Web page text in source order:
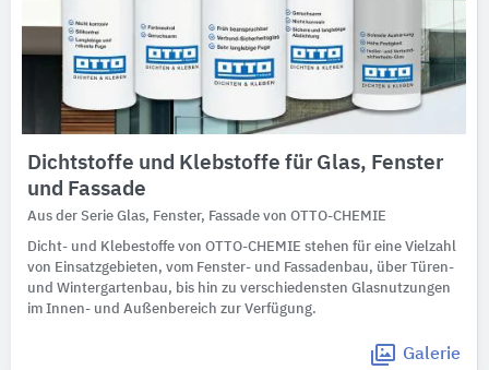
Dichtstoffe und Klebstoffe für Glas, Fenster
und Fassade
Aus der Serie Glas, Fenster, Fassade von OTTO-CHEMIE
Dicht- und Klebestoffe von OTTO-CHEMIE stehen für eine Vielzahl
von Einsatzgebieten, vom Fenster- und Fassadenbau, über Türen-
und Wintergartenbau, bis hin zu verschiedensten Glasnutzungen
im Innen- und Außenbereich zur Verfügung.
Galerie